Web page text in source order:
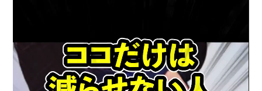
ー
ヤ
ー